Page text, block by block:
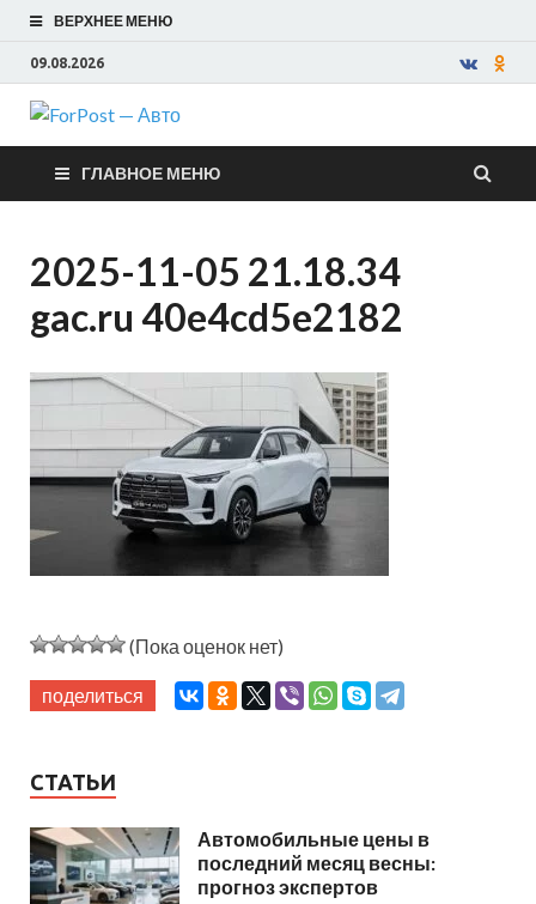
ВЕРХНЕЕ МЕНЮ
09.08.2026
ForPost —
Авто
ГЛАВНОЕ МЕНЮ
2025-11-05 21.18.34
gac.ru 40e4cd5e2182
(Пока оценок нет)
поделиться
СТАТЬИ
Автомобильные цены в
последний месяц весны:
прогноз экспертов